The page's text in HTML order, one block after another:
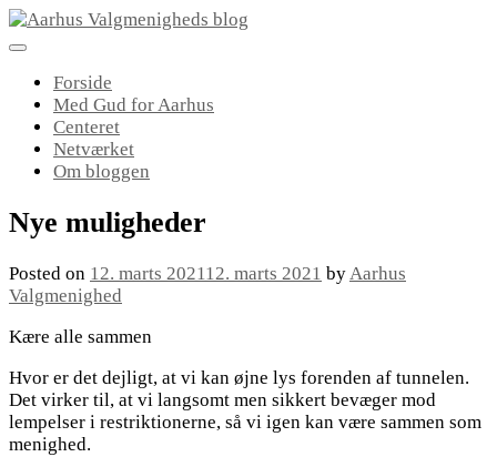
Skip
to
Forside
Med Gud for Aarhus
Centeret
Netværket
Om bloggen
Nye muligheder
Posted on 12. marts 202112. marts 2021 byAarhus
Valgmenighed
Kære alle sammen
Hvor er det dejligt, at vi kan øjne lys forenden af tunnelen.
Det virker til, at vi langsomt men sikkert bevæger mod
lempelser i restriktionerne, så vi igen kan være sammen som
menighed.